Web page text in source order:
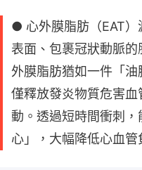
● 心外膜脂肪（EAT）
表面、包裹冠狀動脈
外膜脂肪猶如一件「
僅釋放發炎物質危害
動。透過短時間衝刺
心」，大幅降低心血管